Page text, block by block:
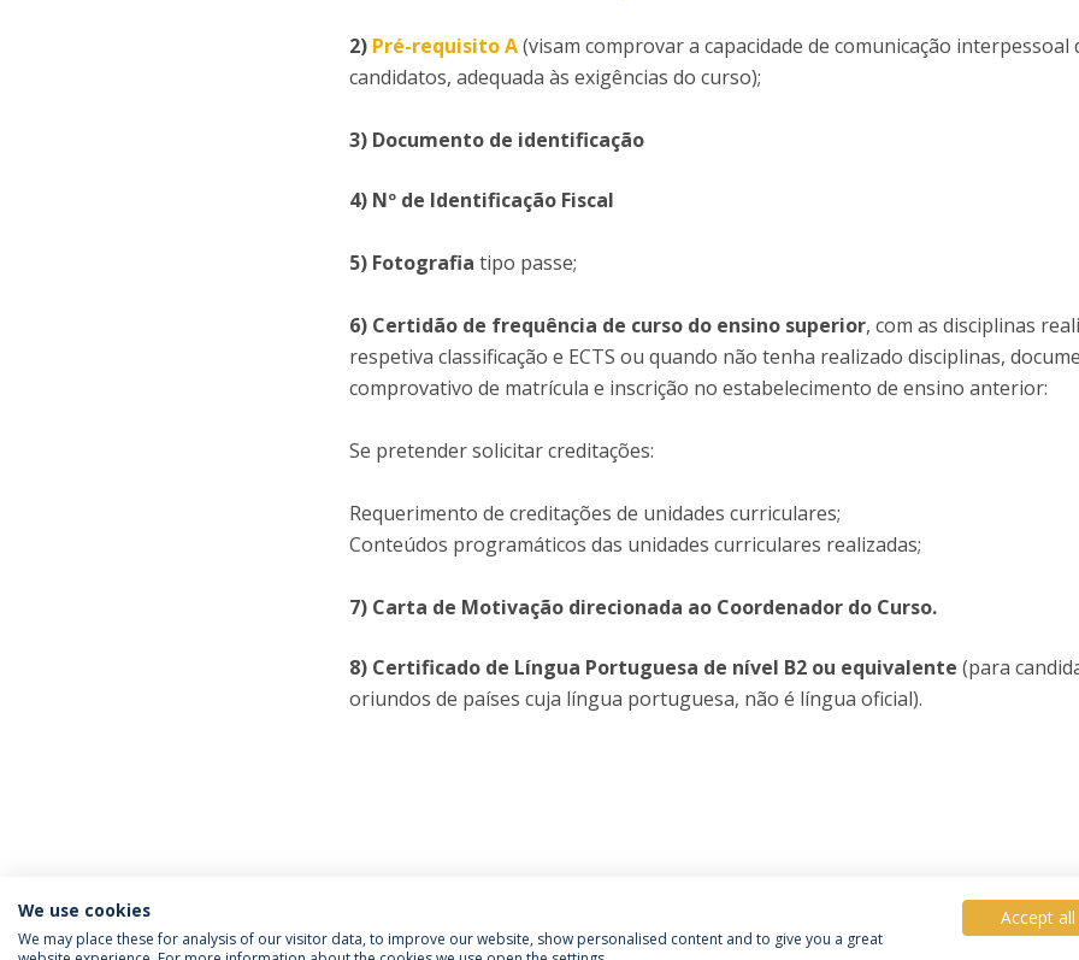
2) Pré-requisito A(visam comprovar a capacidade de comunicação interpessoal
candidatos, adequada às exigências do curso);
3) Documento de identificação
4) Nº de Identificação Fiscal
5) Fotografiatipo passe;
6) Certidão de frequência de curso do ensino superior, com as disciplinas
respetiva classificação e ECTS ou quando não tenha realizado disciplinas,
comprovativo de matrícula e inscrição no estabelecimento de ensino anterior:
Se pretender solicitar creditações:
Requerimento de creditações de unidades curriculares;
Conteúdos programáticos das unidades curriculares realizadas;
7) Carta de Motivação direcionada ao Coordenador do Curso.
8) Certificado de Língua Portuguesa de nível B2 ou equivalente(para
oriundos de países cuja língua portuguesa, não é língua oficial).
We use cookies
We may place these for analysis of our visitor data, to improve our website, show personalised content and to give you a great
Accept all